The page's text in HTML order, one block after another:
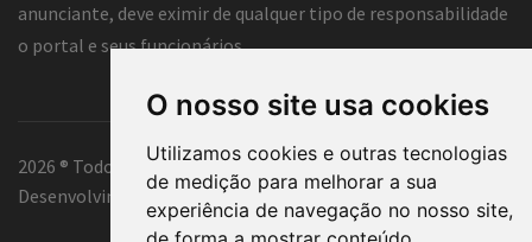
O nosso site usa cookies
Utilizamos cookies e outras tecnologias
de medição para melhorar a sua
experiência de navegação no nosso site,
anunciante, deve eximir de qualquer tipo de responsabilidade
o portal e seus funcionários.
2026 ® Todos os direitos reservados.
Desenvolvimento e hospedagem Classificados Curitiba ®